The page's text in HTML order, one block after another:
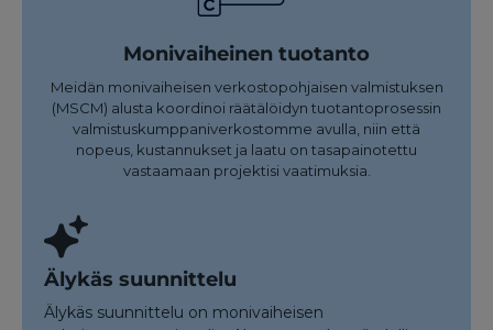
Monivaiheinen tuotanto
Meidän monivaiheisen verkostopohjaisen valmistuksen
(MSCM) alusta koordinoi räätälöidyn tuotantoprosessin
valmistuskumppaniverkostomme avulla, niin että
nopeus, kustannukset ja laatu on tasapainotettu
vastaamaan projektisi vaatimuksia.
Älykäs suunnittelu
Älykäs suunnittelu on monivaiheisen